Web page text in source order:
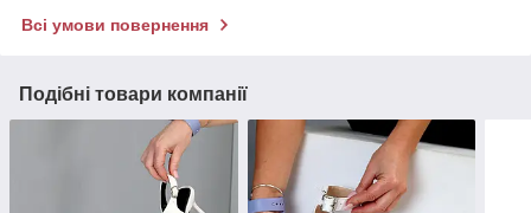
Всі умови повернення
Подібні товари компанії